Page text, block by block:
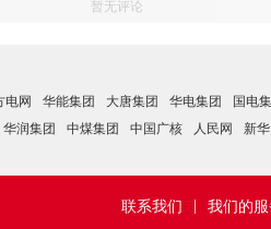
暂无评论
电网 华能集团 大唐集团 华电集团 国电
华润集团 中煤集团 中国广核 人民网 新
我们的服
联系我们